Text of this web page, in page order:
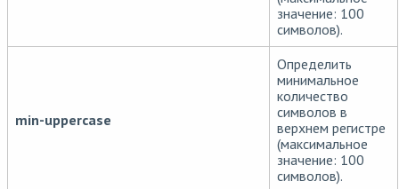
значение: 100
символов).
min-uppercase
Определить
минимальное
количество
символов в
верхнем регистре
(максимальное
значение: 100
символов).